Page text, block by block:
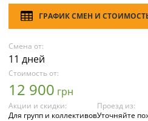
ГРАФИК СМЕН И
Смена от:
11 дней
Стоимость от:
12 900 грн
Акции и скидки:
Для групп и коллективов
Проезд из:
Уточняйте